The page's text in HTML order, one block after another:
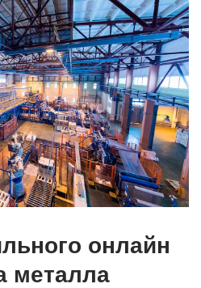
онлайн
металла